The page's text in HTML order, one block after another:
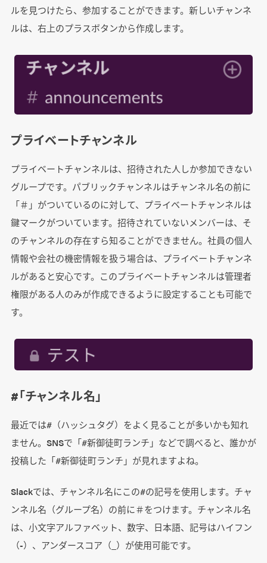
ルを見つけたら、参加することができます。新しいチャンネ
ルは、右上のプラスボタンから作成します。
プライベートチャンネル
プライベートチャンネルは、招待された人しか参加できない
グループです。パブリックチャンネルはチャンネル名の前に
「＃」がついているのに対して、プライベートチャンネルは
鍵マークがついています。招待されていないメンバーは、そ
のチャンネルの存在すら知ることができません。社員の個人
情報や会社の機密情報を扱う場合は、プライベートチャンネ
ルがあると安心です。このプライベートチャンネルは管理者
権限がある人のみが作成できるように設定することも可能で
す。
#「チャンネル名」
最近では#（ハッシュタグ）をよく見ることが多いかも知れ
ません。SNSで「#新御徒町ランチ」などで調べると、誰かが
投稿した「#新御徒町ランチ」が見れますよね。
Slackでは、チャンネル名にこの#の記号を使用します。チャ
ンネル名（グループ名）の前に＃をつけます。チャンネル名
は、小文字アルファベット、数字、日本語、記号はハイフン
（-）、アンダースコア（_）が使用可能です。